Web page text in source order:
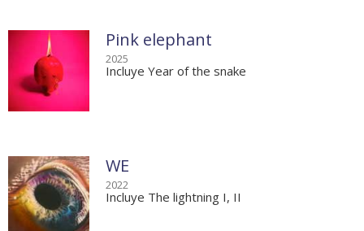
Pink elephant
2025
Incluye Year of the snake
WE
2022
Incluye The lightning I, II